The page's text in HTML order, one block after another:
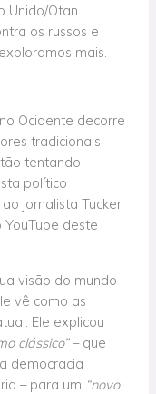
Unido/Otan
os russos e
mais.
Ocidente decorre
tradicionais
tentando
político
ao jornalista Tucker
deste
visão do mundo
vê como as
Ele explicou
clássico”– que
democracia
– para um “novo